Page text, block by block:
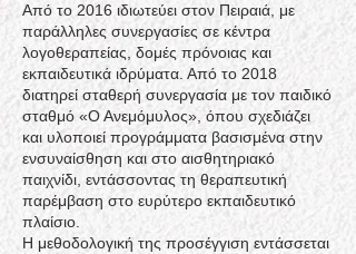
Από το 2016 ιδιωτεύει στον Πειραιά, με
παράλληλες συνεργασίες σε κέντρα
λογοθεραπείας, δομές πρόνοιας και
εκπαιδευτικά ιδρύματα. Από το 2018
διατηρεί σταθερή συνεργασία με τον παιδικό
σταθμό «Ο Ανεμόμυλος», όπου σχεδιάζει
και υλοποιεί προγράμματα βασισμένα στην
ενσυναίσθηση και στο αισθητηριακό
παιχνίδι, εντάσσοντας τη θεραπευτική
παρέμβαση στο ευρύτερο εκπαιδευτικό
πλαίσιο.
Η μεθοδολογική της προσέγγιση εντάσσεται